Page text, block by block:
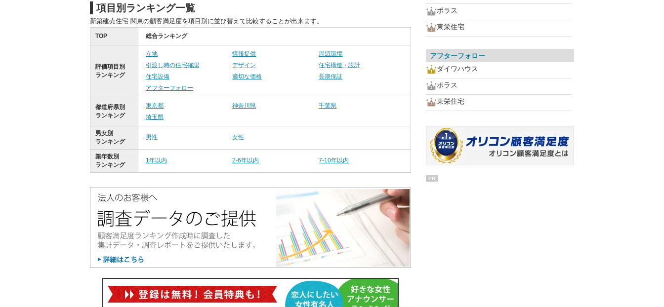
項目別ランキング一覧
新築建売住宅 関東の顧客満足度を項目別に並び替えて比較することが出来ます。
TOP 総合ランキング
評価項目別
ランキング
立地 情報提供
周辺環境
引渡し時の住宅確認
デザイン
住宅構造・設計
住宅設備
適切な価格
長期保証
アフターフォロー
都道府県別
ランキング
東京都 神奈川県
千葉県
埼玉県
男女別
ランキング
男性 女性
築年数別
ランキング
1年以内 2-6年以内 7-10年以内
ポラス
東栄住宅
アフターフォロー
ダイワハウス
ポラス
東栄住宅
PR